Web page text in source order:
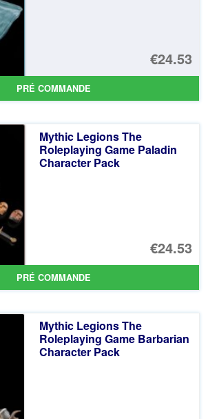
€24.53
PRÉ COMMANDE
Mythic Legions The
Roleplaying Game Paladin
Character Pack
€24.53
PRÉ COMMANDE
Mythic Legions The
Roleplaying Game Barbarian
Character Pack